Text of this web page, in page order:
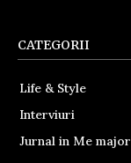
CATEGORII
Life & Style
Interviuri
Jurnal in Me major